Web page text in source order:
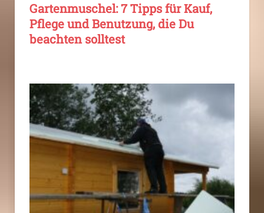
Gartenmuschel: 7 Tipps für Kauf,
Pflege und Benutzung, die Du
beachten solltest